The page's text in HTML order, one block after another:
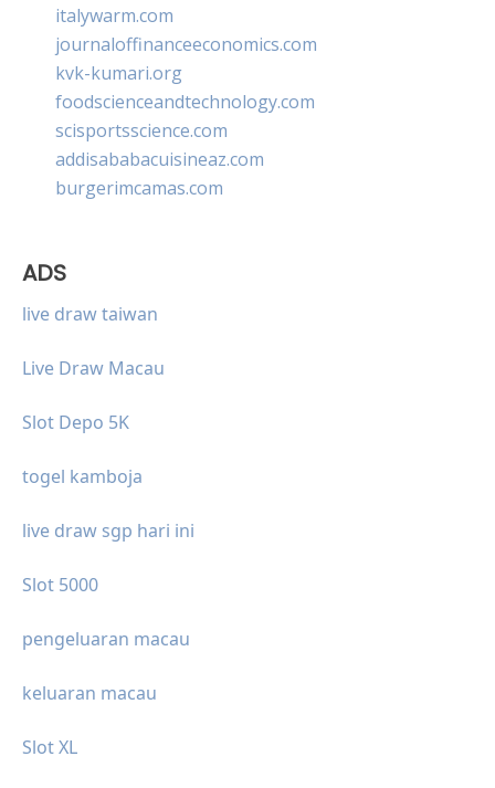
italywarm.com
journaloffinanceeconomics.com
kvk-kumari.org
foodscienceandtechnology.com
scisportsscience.com
addisababacuisineaz.com
burgerimcamas.com
ADS
live draw taiwan
Live Draw Macau
Slot Depo 5K
togel kamboja
live draw sgp hari ini
Slot 5000
pengeluaran macau
keluaran macau
Slot XL